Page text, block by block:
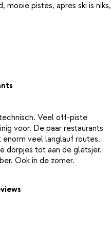
mooie pistes, apres ski is niks,
Veel off-piste
voor. De paar restaurants
veel langlauf routes.
dorpjes tot aan de gletsjer.